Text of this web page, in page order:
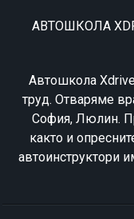
АВТОШКОЛА
Автошкола
труд. Отваряме
София, Люлин.
както и
автоинструктори